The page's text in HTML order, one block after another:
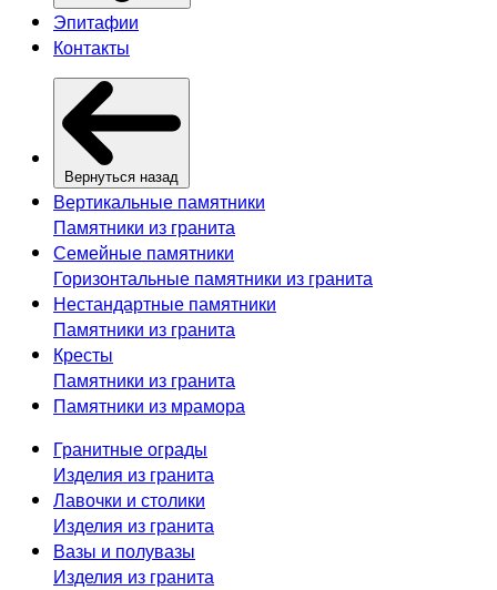
Эпитафии
Контакты
Вернуться назад
Вертикальные памятники
Памятники из гранита
Семейные памятники
Горизонтальные памятники из гранита
Нестандартные памятники
Памятники из гранита
Кресты
Памятники из гранита
Памятники из мрамора
Гранитные ограды
Изделия из гранита
Лавочки и столики
Изделия из гранита
Вазы и полувазы
Изделия из гранита